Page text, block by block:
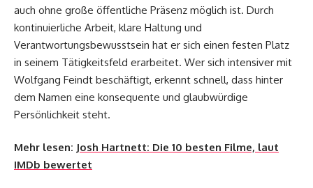
auch ohne große öffentliche Präsenz möglich ist. Durch
kontinuierliche Arbeit, klare Haltung und
Verantwortungsbewusstsein hat er sich einen festen Platz
in seinem Tätigkeitsfeld erarbeitet. Wer sich intensiver mit
Wolfgang Feindt beschäftigt, erkennt schnell, dass hinter
dem Namen eine konsequente und glaubwürdige
Persönlichkeit steht.
Mehr lesen: Josh Hartnett: Die 10 besten Filme, laut
IMDb bewertet